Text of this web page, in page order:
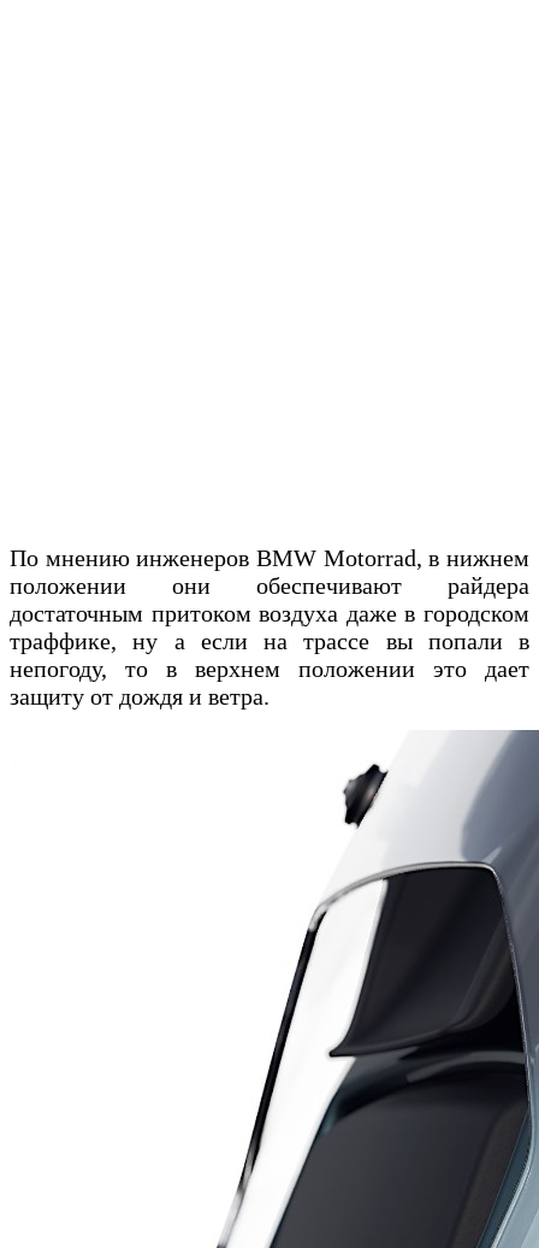
По мнению инженеров BMW Motorrad, в нижнем
положении они обеспечивают райдера
достаточным притоком воздуха даже в городском
траффике, ну а если на трассе вы попали в
непогоду, то в верхнем положении это дает
защиту от дождя и ветра.